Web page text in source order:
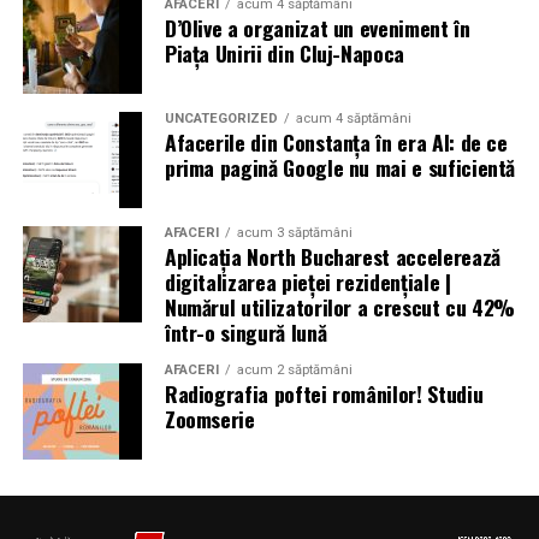
au rămas fără locuințe în urma exploziilor devastatoare.
Autoritățile din Liban au decretat trei zile de doliu
național
Aniversări – Comemorări
– Sf. Ioan Maria Vianney, preot (Calendarul Romano-
Catolic 2026)
– 1807: S-a născut Constantin Lecca, pictor, tipograf,
editor, scriitor, traducător şi profesor; ctitorul primei
tipografii (19.IX.1837) şi al primului periodic din
AFACERI acum 4 săptămâni
D’Olive a organizat un eveniment în
Piața Unirii din Cluj-Napoca
UNCATEGORIZED acum 4 săptămâni
Afacerile din Constanța în era AI: de ce
prima pagină Google nu mai e suficientă
AFACERI acum 3 săptămâni
Aplicația North Bucharest accelerează
digitalizarea pieței rezidențiale |
Numărul utilizatorilor a crescut cu 42%
într-o singură lună
AFACERI acum 2 săptămâni
Radiografia poftei românilor! Studiu
Zoomserie